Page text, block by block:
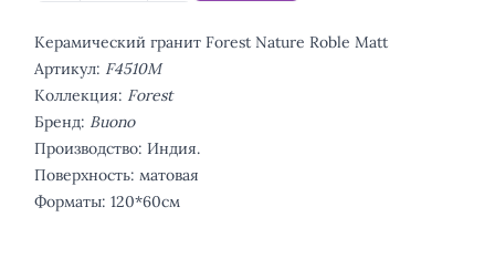
Керамический гранит Forest Nature Roble Matt
Артикул: F4510M
Коллекция: Forest
Бренд: Buono
Производство: Индия.
Поверхность: матовая
Форматы: 120*60см